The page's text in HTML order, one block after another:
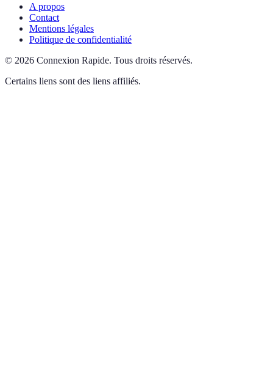
A propos
Contact
Mentions légales
Politique de confidentialité
© 2026 Connexion Rapide. Tous droits réservés.
Certains liens sont des liens affiliés.